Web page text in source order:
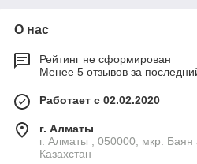
О нас
Рейтинг не сформирован
Менее 5 отзывов за
Работает с 02.02.2020
г. Алматы
г. Алматы , 050000, мкр. Баян
Казахстан